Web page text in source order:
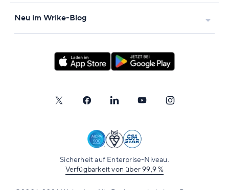
Neu im Wrike-Blog
Sicherheit auf Enterprise-Niveau.
Verfügbarkeit von über 99,9 %